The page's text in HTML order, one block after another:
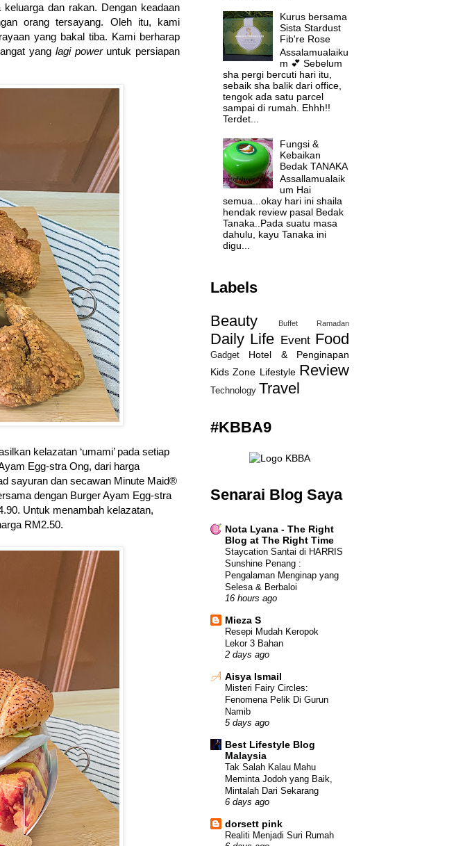
dan rakan. Dengan keadaan
orang tersayang. Oleh itu, kami
yang bakal tiba. Kami berharap
yang lagi poweruntuk persiapan
kelazatan ‘umami’ pada setiap
Egg-stra Ong, dari harga
sayuran dan secawan Minute Maid®
dengan Burger Ayam Egg-stra
Untuk menambah kelazatan,
RM2.50.
Kurus bersama
Sista Stardust
Fib're Rose
Assalamualaiku
m 💕 Sebelum
sha pergi bercuti hari itu,
sebaik sha balik dari office,
tengok ada satu parcel
sampai di rumah. Ehhh!!
Terdet...
Fungsi &
Kebaikan
Bedak TANAKA
Assallamualaik
um Hai
semua...okay hari ini shaila
hendak review pasal Bedak
Tanaka..Pada suatu masa
dahulu, kayu Tanaka ini
digu...
Labels
Beauty
Buffet Ramadan
Daily Life Event Food
Gadget
Hotel & Penginapan
Kids Zone Lifestyle Review
Technology Travel
#KBBA9
Senarai Blog Saya
Nota Lyana - The Right
Blog at The Right Time
Staycation Santai di HARRIS
Sunshine Penang :
Pengalaman Menginap yang
Selesa & Berbaloi
16 hours ago
Mieza S
Resepi Mudah Keropok
Lekor 3 Bahan
2 days ago
Aisya Ismail
Misteri Fairy Circles:
Fenomena Pelik Di Gurun
Namib
5 days ago
Best Lifestyle Blog
Malaysia
Tak Salah Kalau Mahu
Meminta Jodoh yang Baik,
Mintalah Dari Sekarang
6 days ago
dorsett pink
Realiti Menjadi Suri Rumah